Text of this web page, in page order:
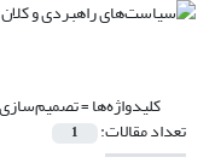
کلیدواژه‌ها =
تعداد مقالات: 1